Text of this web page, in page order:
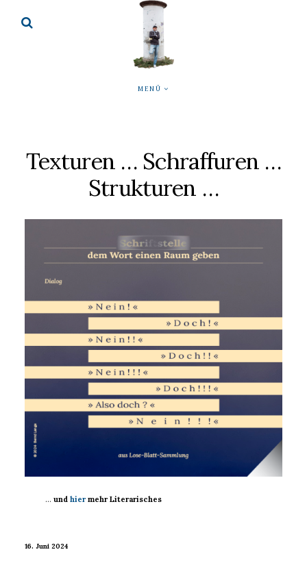
MENÜ
Texturen … Schraffuren …
Strukturen …
…undhier mehr Literarisches
16. Juni 2024